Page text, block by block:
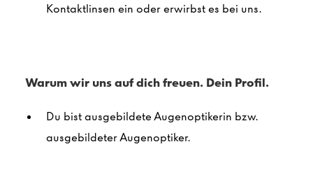
Kontaktlinsen ein oder erwirbst es bei uns.
Warum wir uns auf dich freuen. Dein Profil.
Du bist ausgebildete Augenoptikerin bzw.
ausgebildeterAugenoptiker.